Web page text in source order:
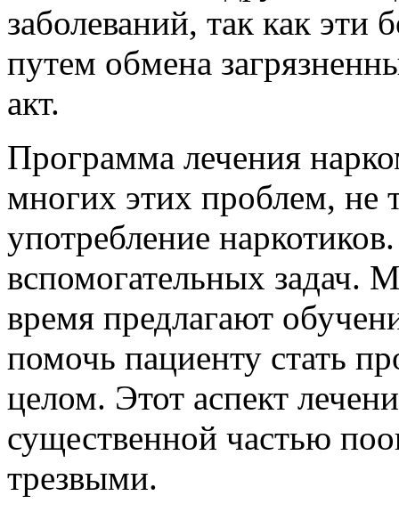
заболеваний, так как эти
путем обмена
акт.
Программа лечения
многих этих проблем, не
употребление
вспомогательных задач.
время предлагают
помочь пациенту стать
целом. Этот аспект
существенной частью
трезвыми.